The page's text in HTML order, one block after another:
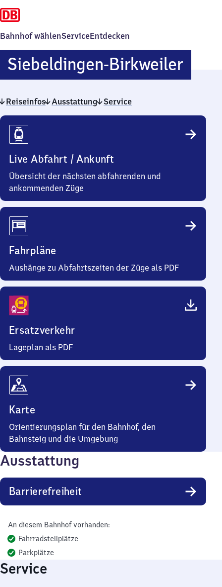
Bahnhof wählenServiceEntdecken
Siebeldingen-Birkweiler
Reiseinfos Ausstattung Service
Reiseinfos
Live Abfahrt / Ankunft
Übersicht der nächsten abfahrenden und
ankommenden Züge
Fahrpläne
Aushänge zu Abfahrtszeiten der Züge als PDF
Ersatzverkehr
Lageplan als PDF
Karte
Orientierungsplan für den Bahnhof, den
Bahnsteig und die Umgebung
Ausstattung
Barrierefreiheit
An diesem Bahnhof vorhanden:
Fahrradstellplätze
Parkplätze
Service